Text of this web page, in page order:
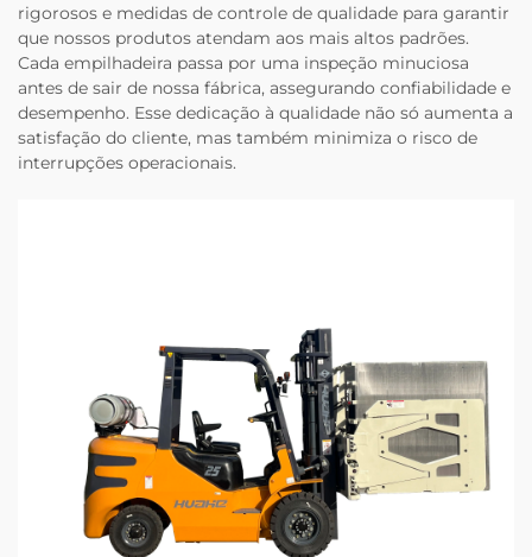
rigorosos e medidas de controle de qualidade para garantir
que nossos produtos atendam aos mais altos padrões.
Cada empilhadeira passa por uma inspeção minuciosa
antes de sair de nossa fábrica, assegurando confiabilidade e
desempenho. Esse dedicação à qualidade não só aumenta a
satisfação do cliente, mas também minimiza o risco de
interrupções operacionais.